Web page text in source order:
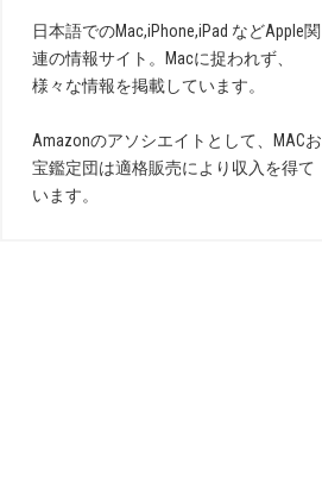
日本語でのMac,iPhone,iPad などApple関
連の情報サイト。Macに捉われず、
様々な情報を掲載しています。
Amazonのアソシエイトとして、MACお
宝鑑定団は適格販売により収入を得て
います。